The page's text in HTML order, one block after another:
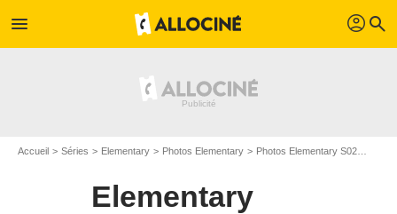
menu profil search
Accueil Séries Elementary Photos Elementary Photos Elementary S02
Elementary